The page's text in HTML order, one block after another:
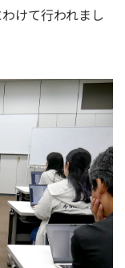
けて行われまし